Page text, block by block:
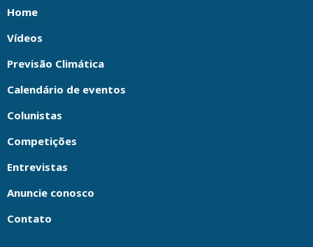
Home
Vídeos
Previsão Climática
Calendário de eventos
Colunistas
Competições
Entrevistas
Anuncie conosco
Contato